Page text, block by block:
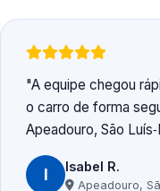
A equipe chegou
o carro de forma
Apeadouro, São
I Isabel R.
Apeadouro,